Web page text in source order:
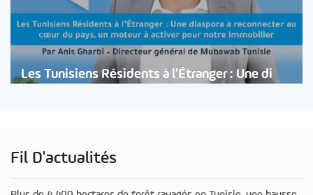
Les Tunisiens Résidents à l’Étranger : Une di
Fil D'actualités